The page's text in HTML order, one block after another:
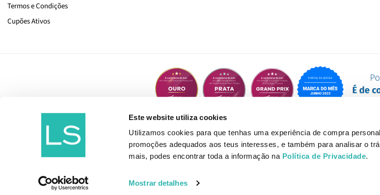
Este website utiliza cookies
Utilizamos cookies para que tenhas uma experiência de compra
promoções adequados aos teus interesses, e também para analisar o
mais, podes encontrar toda a informação na Política de Privacidade.
Mostrar detalhes
Termos e Condições
Cupões Ativos